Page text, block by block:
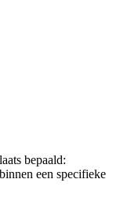
bepaald:
een specifieke